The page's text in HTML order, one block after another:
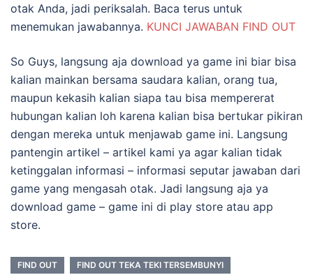
otak Anda, jadi periksalah. Baca terus untuk
menemukan jawabannya. KUNCI JAWABAN FIND OUT
So Guys, langsung aja download ya game ini biar bisa
kalian mainkan bersama saudara kalian, orang tua,
maupun kekasih kalian siapa tau bisa mempererat
hubungan kalian loh karena kalian bisa bertukar pikiran
dengan mereka untuk menjawab game ini. Langsung
pantengin artikel – artikel kami ya agar kalian tidak
ketinggalan informasi – informasi seputar jawaban dari
game yang mengasah otak. Jadi langsung aja ya
download game – game ini di play store atau app
store.
FIND OUT
FIND OUT TEKA TEKI TERSEMBUNYI